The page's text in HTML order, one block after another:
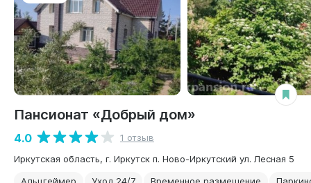
Пансионат «Добрый дом»
4.0
1 отзыв
Иркутская область, г. Иркутск п. Ново-Иркутский ул. Лесная 5
Альцгеймер
Уход 24/7 Временное размещение